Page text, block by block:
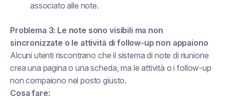
associato alle note.
Problema 3: Le note sono visibili ma non
sincronizzate o le attività di follow-up non appaiono
Alcuni utenti riscontrano che il sistema di note di riunione
crea una pagina o una scheda, ma le attività o i follow-up
non compaiono nel posto giusto.
Cosa fare: